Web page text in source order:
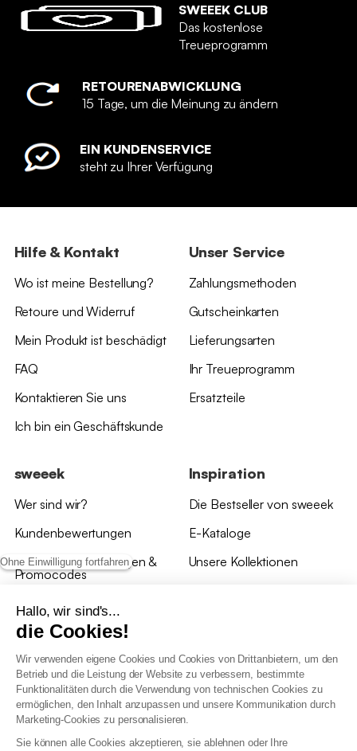
Ohne Einwilligung fortfahren
Hallo, wir sind's...
die Cookies!
Wir verwenden eigene Cookies und Cookies von Drittanbietern, um den
Betrieb und die Leistung der Website zu verbessern, bestimmte
Funktionalitäten durch die Verwendung von technischen Cookies zu
ermöglichen, den Inhalt anzupassen und unsere Kommunikation durch
Marketing-Cookies zu personalisieren.
Sie können alle Cookies akzeptieren, sie ablehnen oder Ihre
SWEEEK CLUB
Das kostenlose
Treueprogramm
RETOURENABWICKLUNG
15 Tage, um die Meinung zu ändern
EIN KUNDENSERVICE
steht zu Ihrer Verfügung
Hilfe & Kontakt
Wo ist meine Bestellung?
Retoure und Widerruf
Mein Produkt ist beschädigt
FAQ
Kontaktieren Sie uns
Ich bin ein Geschäftskunde
Unser Service
Zahlungsmethoden
Gutscheinkarten
Lieferungsarten
Ihr Treueprogramm
Ersatzteile
sweeek
Wer sind wir?
Kundenbewertungen
*Angebotsbedingungen &
Promocodes
Bewertungen von sweeek
Unsere Geschäfte
Inspiration
Die Bestseller von sweeek
E-Kataloge
Unsere Kollektionen
AGB Treueprogramm